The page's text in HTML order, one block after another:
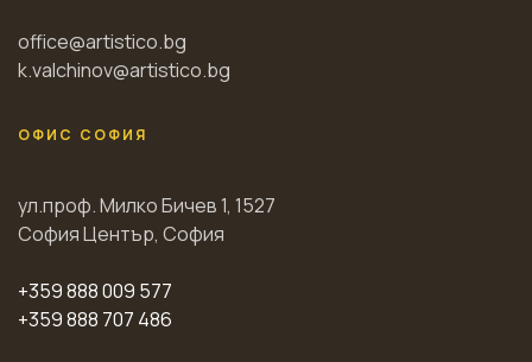
office@artistico.bg
k.valchinov@artistico.bg
ОФИС СОФИЯ
ул.проф. Милко Бичев 1, 1527
София Център, София
+359 888 009 577
+359 888 707 486